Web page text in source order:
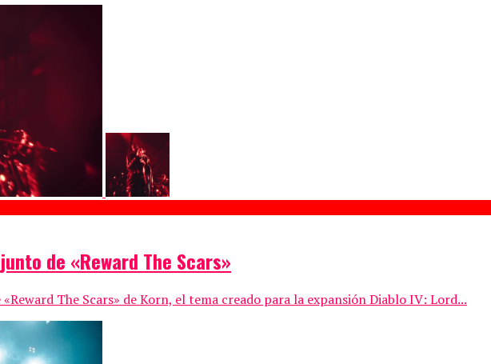
de «Reward The Scars»
The Scars» de Korn, el tema creado para la expansión Diablo IV: Lord...